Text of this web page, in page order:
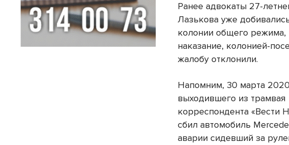
Ранее адвокаты 27-
Лазькова уже
колонии общего режима,
наказание, колонией-
жалобу отклонили.
Напомним, 30 марта
выходившего из трамвая
корреспондента «Вести
сбил автомобиль
аварии сидевший за